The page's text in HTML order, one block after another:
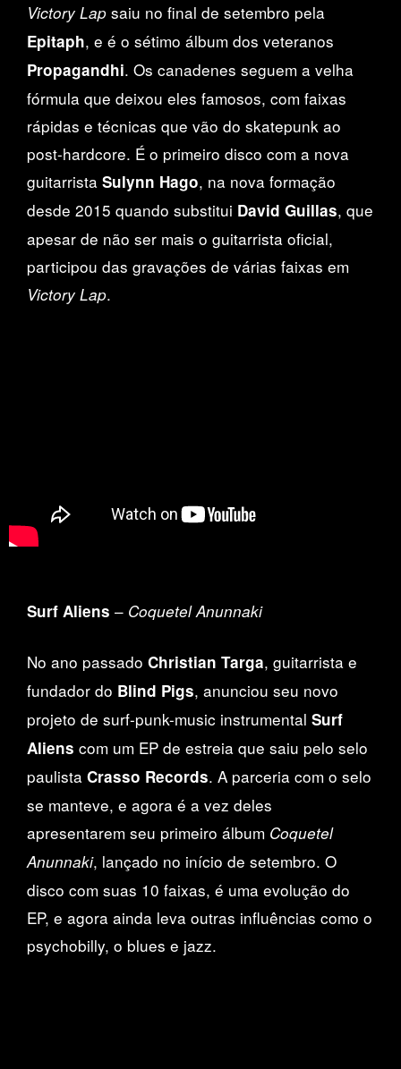
Victory Lap saiu no final de setembro pela
Epitaph, e é o sétimo álbum dos veteranos
Propagandhi. Os canadenes seguem a velha
fórmula que deixou eles famosos, com faixas
rápidas e técnicas que vão do skatepunk ao
post-hardcore. É o primeiro disco com a nova
guitarrista Sulynn Hago, na nova formação
desde 2015 quando substitui David Guillas, que
apesar de não ser mais o guitarrista oficial,
participou das gravações de várias faixas em
Victory Lap.
Surf Aliens – Coquetel Anunnaki
No ano passado Christian Targa, guitarrista e
fundador do Blind Pigs, anunciou seu novo
projeto de surf-punk-music instrumental Surf
Aliens com um EP de estreia que saiu pelo selo
paulista Crasso Records. A parceria com o selo
se manteve, e agora é a vez deles
apresentarem seu primeiro álbum Coquetel
Anunnaki, lançado no início de setembro. O
disco com suas 10 faixas, é uma evolução do
EP, e agora ainda leva outras influências como o
psychobilly, o blues e jazz.